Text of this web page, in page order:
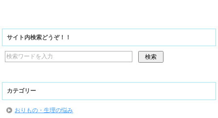
サイト内検索どうぞ！！
カテゴリー
おりもの・生理の悩み